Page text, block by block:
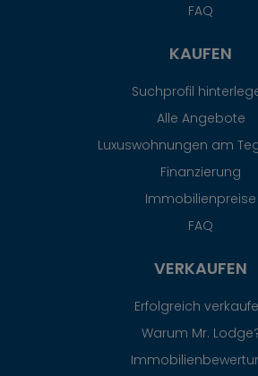
FAQ
KAUFEN
Suchprofil
Alle Angebote
Luxuswohnungen am
Finanzierung
Immobilienpreise
FAQ
VERKAUFEN
Erfolgreich
Warum Mr.